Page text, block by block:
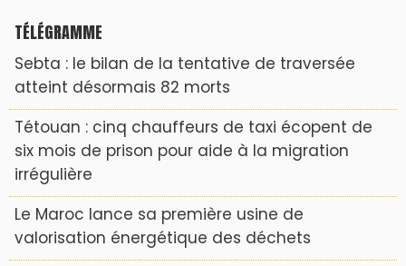
TÉLÉGRAMME
Sebta : le bilan de la tentative de traversée
atteint désormais 82 morts
Tétouan : cinq chauffeurs de taxi écopent de
six mois de prison pour aide à la migration
irrégulière
Le Maroc lance sa première usine de
valorisation énergétique des déchets